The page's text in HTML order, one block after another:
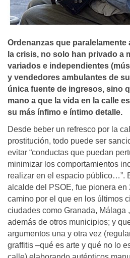
Ordenanzas que
la crisis, no solo han privado a
variados e independientes
y vendedores ambulantes de
única fuente de ingresos, sino
mano a que la vida en la calle
su más í­nfimo e í­ntimo detalle.
Desde beber un refresco por la
prostitución, todo puede ser
evitar “conductas que puedan
minimizar los comportamientos
realizar en el espacio público…”.
alcalde del PSOE, fue pionera en
camino por el que en los últimos
ciudades como Granada,
además de otros municipios; y
argumentos una y otra vez
graffitis –qué es arte y qué no lo